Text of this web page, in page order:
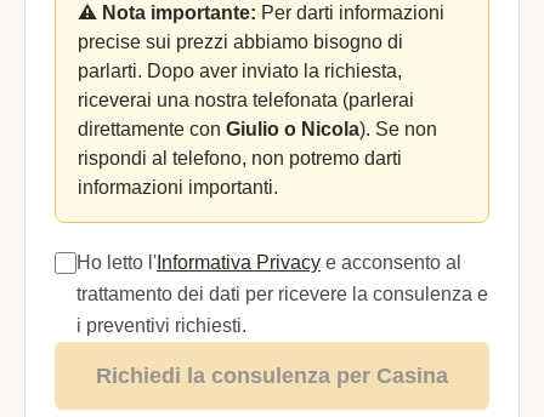
⚠️ Nota importante: Per darti informazioni
precise sui prezzi abbiamo bisogno di
parlarti. Dopo aver inviato la richiesta,
riceverai una nostra telefonata (parlerai
direttamente con Giulio o Nicola). Se non
rispondi al telefono, non potremo darti
informazioni importanti.
Ho letto l' Informativa Privacy e acconsento al
trattamento dei dati per ricevere la consulenza e
i preventivi richiesti.
Richiedi la consulenza per Casina